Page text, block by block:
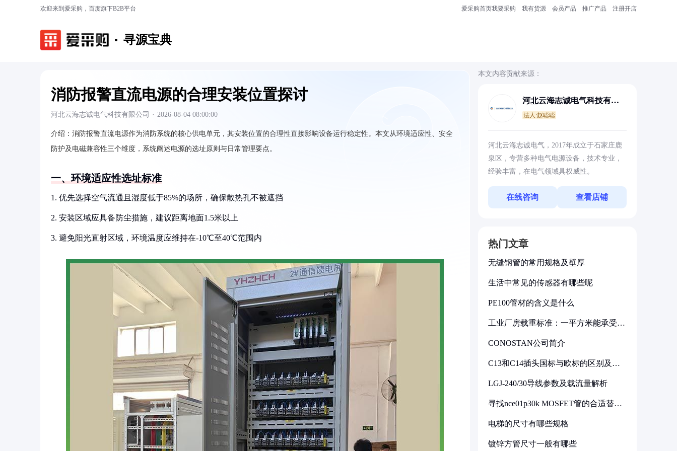
欢迎来到爱采购，百度旗下B2B平台 爱采购首页我要采购 我有货源 会员产品 推广产品 注册开店
寻源宝典
消防报警直流电源的合理安装位置探讨
河北云海志诚电气科技有限公司 · 2026-08-04 08:00:00
介绍： 消防报警直流电源作为消防系统的核心供电单元，其安装位置的合理性直接影响设备运行稳定性。本文从环境适应性、安全
防护及电磁兼容性三个维度，系统阐述电源的选址原则与日常管理要点。
一、环境适应性选址标准
1. 优先选择空气流通且湿度低于85%的场所，确保散热孔不被遮挡
2. 安装区域应具备防尘措施，建议距离地面1.5米以上
3. 避免阳光直射区域，环境温度应维持在-10℃至40℃范围内
本文内容贡献来源：
河北云海志诚电气科技有限
法人:赵聪聪
河北云海志诚电气，2017年成立于石家庄鹿
泉区，专营多种电气电源设备，技术专业，
经验丰富，在电气领域具权威性。
在线咨询 查看店铺
热门文章
无缝钢管的常用规格及壁厚
生活中常见的传感器有哪些呢
PE100管材的含义是什么
工业厂房载重标准：一平方米能承受多
CONOSTAN公司简介
C13和C14插头国标与欧标的区别及其
LGJ-240/30导线参数及载流量解析
寻找nce01p30k MOSFET管的合适替代
电梯的尺寸有哪些规格
镀锌方管尺寸一般有哪些